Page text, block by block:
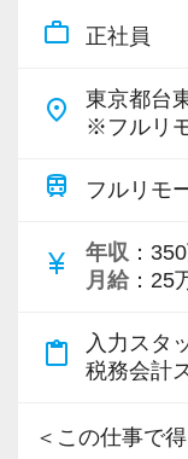
work_outline 正社員
place
東京都台
※フルリ
train フルリモ
currency_yen 年収 ：
月給 ：25
content_paste
入力スタ
税務会計
＜この仕事で